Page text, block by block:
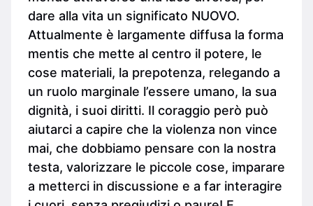
dare alla vita un significato NUOVO.
Attualmente è largamente diffusa la forma
mentis che mette al centro il potere, le
cose materiali, la prepotenza, relegando a
un ruolo marginale l’essere umano, la sua
dignità, i suoi diritti. Il coraggio però può
aiutarci a capire che la violenza non vince
mai, che dobbiamo pensare con la nostra
testa, valorizzare le piccole cose, imparare
a metterci in discussione e a far interagire